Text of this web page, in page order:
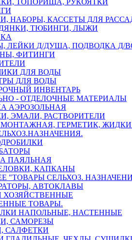
ТОПОРИЩА, РУКОЯТКИ
НАБОРЫ, КАССЕТЫ ДЛЯ
ТЮБИНГИ, ЛЫЖИ
ЛЕЙКИ Д/ДУША, ПОДВОДКА Д/
ФИТИНГИ
ДЛЯ ВОДЫ
ДЛЯ ВОДЫ
ИНВЕНТАРЬ
- ОТДЕЛОЧНЫЕ МАТЕРИАЛЫ
АЭРОЗОЛЬНАЯ
ЭМАЛИ, РАСТВОРИТЕЛИ
ГЕРМЕТИК,
ПАЯЛЬНАЯ
КАПКАНЫ
"ТОВАРЫ СЕЛЬХОЗ.
АВТОКЛАВЫ
ХОЗЯЙСТВЕННЫЕ
ТОВАРЫ.
НАПОЛЬНЫЕ, НАСТЕННЫЕ
САМОРЕЗЫ
САЛФЕТКИ